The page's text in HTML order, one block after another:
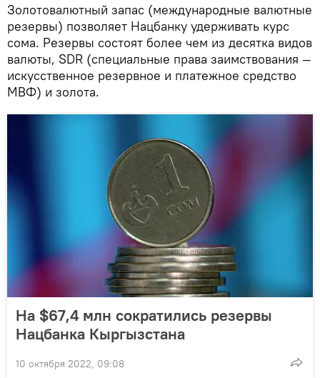
Золотовалютный запас (международные валютные
резервы) позволяет Нацбанку удерживать курс
сома. Резервы состоят более чем из десятка видов
валюты, SDR (специальные права заимствования —
искусственное резервное и платежное средство
МВФ) и золота.
На $67,4 млн сократились резервы
Нацбанка Кыргызстана
10 октября 2022, 09:08